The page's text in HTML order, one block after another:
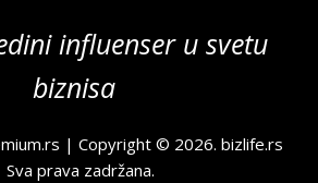
influenser u svetu
biznisa
| Copyright © 2026.bizlife.rs
Sva prava zadržana.